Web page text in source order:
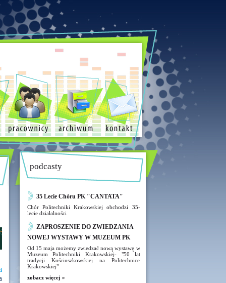
podcasty
35 Lecie Chóru PK "CANTATA"
Chór Politechniki Krakowskiej obchodzi 35-
lecie działalności
ZAPROSZENIE DO ZWIEDZANIA
NOWEJ WYSTAWY W MUZEUM PK
Od 15 maja możemy zwiedzać nową wystawę w
Muzeum Politechniki Krakowskiej- "50 lat
tradycji Kościuszkowskiej na Politechnice
Krakowskiej"
zobacz więcej »